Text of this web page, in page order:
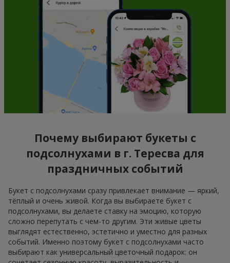
Почему выбирают букеты с
подсолнухами в г. Тересва для
праздничных событий
Букет с подсолнухами сразу привлекает внимание — яркий,
тёплый и очень живой. Когда вы выбираете букет с
подсолнухами, вы делаете ставку на эмоцию, которую
сложно перепутать с чем-то другим. Эти живые цветы
выглядят естественно, эстетично и уместно для разных
событий. Именно поэтому букет с подсолнухами часто
выбирают как универсальный цветочный подарок: он